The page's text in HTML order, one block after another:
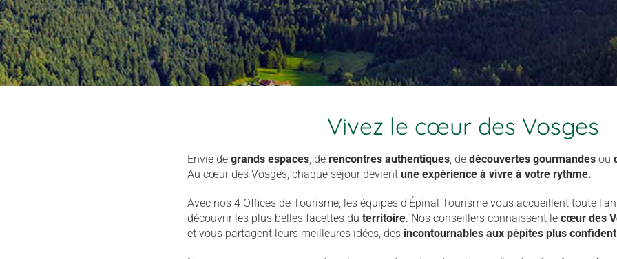
Vivez le cœur des Vosges
Envie de grands espaces, de rencontres authentiques, de découvertes gourmandes ou
Au cœur des Vosges, chaque séjour devient une expérience à vivre à votre rythme.
Avec nos 4 Offices de Tourisme, les équipes d'Épinal Tourisme vous accueillent toute
découvrir les plus belles facettes du territoire. Nos conseillers connaissent le cœur des
et vous partagent leurs meilleures idées, des incontournables aux pépites plus